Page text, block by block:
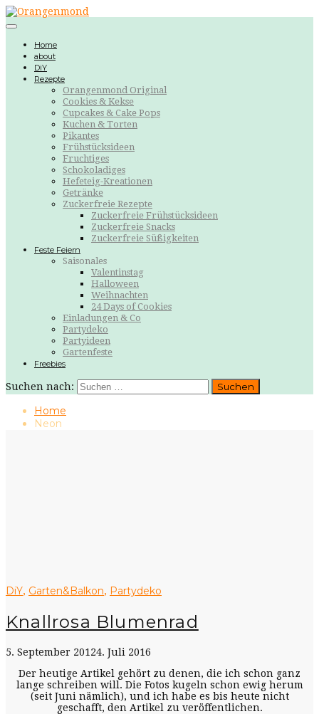
Home
about
DiY
Rezepte
Orangenmond Original
Cookies & Kekse
Cupcakes & Cake Pops
Kuchen & Torten
Pikantes
Frühstücksideen
Fruchtiges
Schokoladiges
Hefeteig-Kreationen
Getränke
Zuckerfreie Rezepte
Zuckerfreie Frühstücksideen
Zuckerfreie Snacks
Zuckerfreie Süßigkeiten
Feste Feiern
Saisonales
Valentinstag
Halloween
Weihnachten
24 Days of Cookies
Einladungen & Co
Partydeko
Partyideen
Gartenfeste
Freebies
Suchen nach:
Home
Neon
DiY, Garten&Balkon, Partydeko
Knallrosa Blumenrad
5. September 20124. Juli 2016
Der heutige Artikel gehört zu denen, die ich schon ganz
lange schreiben will. Die Fotos kugeln schon ewig herum
(seit Juni nämlich), und ich habe es bis heute nicht
geschafft, den Artikel zu veröffentlichen.